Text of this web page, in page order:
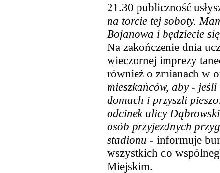
21.30 publiczność
na torcie tej soboty.
Bojanowa i będziecie
Na zakończenie dnia
wieczornej imprezy
również o zmianach w
mieszkańców, aby -
domach i przyszli
odcinek ulicy
osób przyjezdnych
stadionu - informuje
wszystkich do
Miejskim.